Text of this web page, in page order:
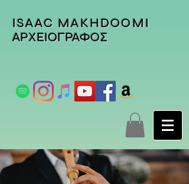
ISAAC MAKHDOOMI
ΑΡΧΕΙΟΓΡΑΦΟΣ